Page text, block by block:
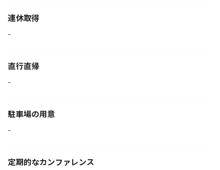
連休取得
-
直行直帰
-
駐車場の用意
-
定期的なカンファレンス